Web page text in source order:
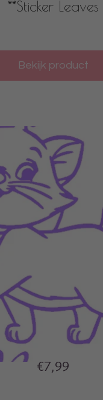
**Sticker Leaves
Bekijk product
€7,99